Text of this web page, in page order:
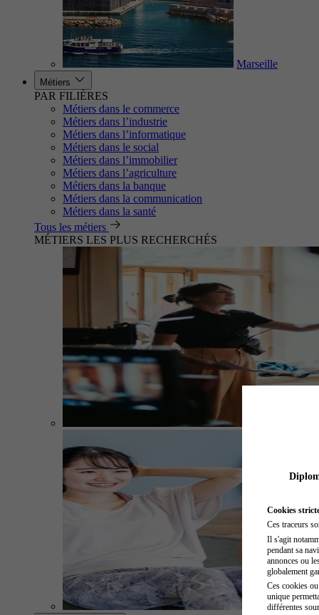
Marseille
Métiers
PAR FILIÈRES
Métiers dans le commerce
Métiers dans l’industrie
Métiers dans l’informatique
Métiers dans le social
Métiers dans l’immobilier
Métiers dans l’agriculture
Métiers dans la banque
Métiers dans la communication
Métiers dans la santé
Tous les métiers
MÉTIERS LES PLUS RECHERCHÉS
Cookies
Ces traceurs
Il s'agit
pendant sa
annonces ou
globalement
Ces cookies
unique
différentes